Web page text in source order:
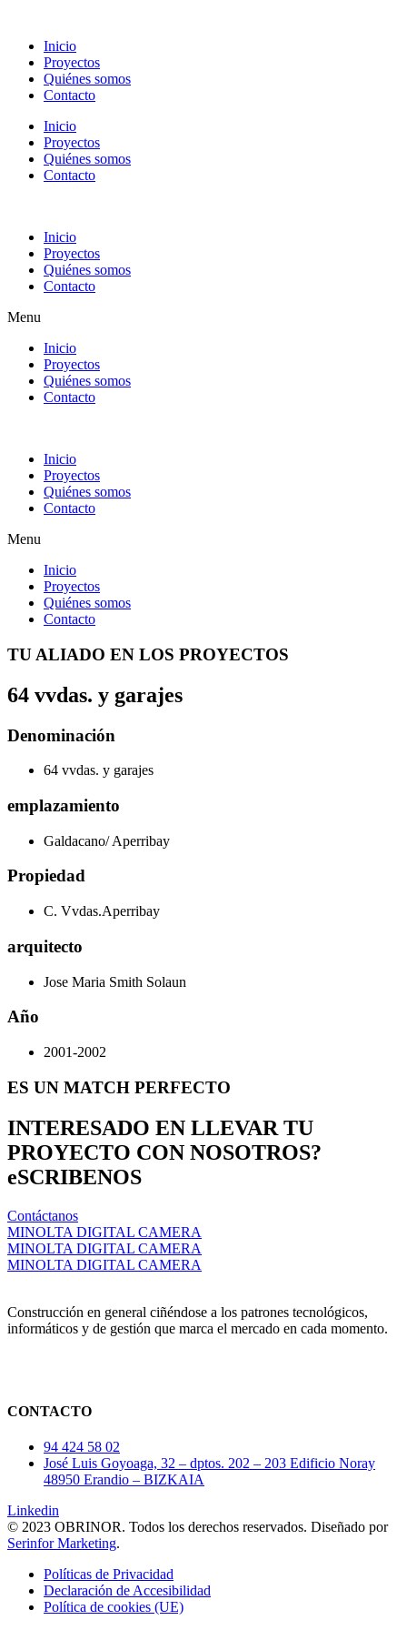
contenido
Inicio
Proyectos
Quiénes somos
Contacto
Inicio
Proyectos
Quiénes somos
Contacto
Inicio
Proyectos
Quiénes somos
Contacto
Menu
Inicio
Proyectos
Quiénes somos
Contacto
Inicio
Proyectos
Quiénes somos
Contacto
Menu
Inicio
Proyectos
Quiénes somos
Contacto
TU ALIADO EN LOS PROYECTOS
64 vvdas. y garajes
Denominación
64 vvdas. y garajes
emplazamiento
Galdacano/ Aperribay
Propiedad
C. Vvdas.Aperribay
arquitecto
Jose Maria Smith Solaun
Año
2001-2002
ES UN MATCH PERFECTO
INTERESADO EN LLEVAR TU
PROYECTO CON NOSOTROS?
eSCRIBENOS
Contáctanos
MINOLTA DIGITAL CAMERA
MINOLTA DIGITAL CAMERA
MINOLTA DIGITAL CAMERA
Construcción en general ciñéndose a los patrones tecnológicos,
informáticos y de gestión que marca el mercado en cada momento.
CONTACTO
94 424 58 02
José Luis Goyoaga, 32 – dptos. 202 – 203 Edificio Noray
48950 Erandio – BIZKAIA
Linkedin
© 2023 OBRINOR. Todos los derechos reservados. Diseñado por
Serinfor Marketing.
Políticas de Privacidad
Declaración de Accesibilidad
Política de cookies (UE)